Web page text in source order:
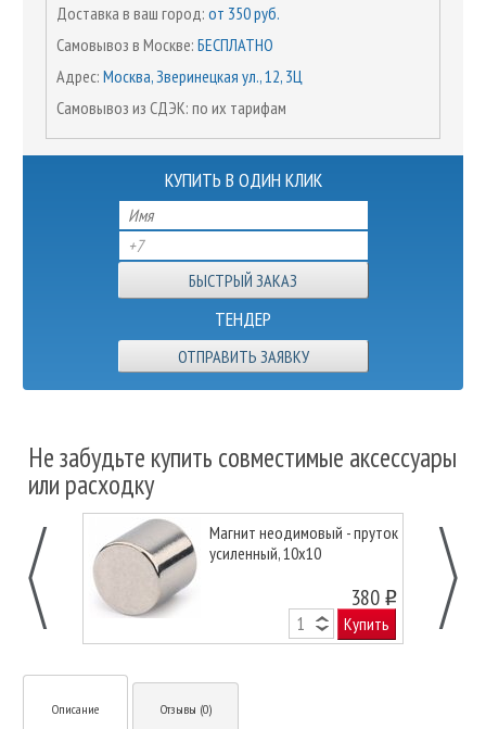
Доставка в ваш город: от 350 руб.
Самовывоз в Москве: БЕСПЛАТНО
Адрес: Москва, Зверинецкая ул., 12, 3Ц
Самовывоз из СДЭК: по их тарифам
КУПИТЬ В ОДИН КЛИК
ТЕНДЕР
ОТПРАВИТЬ ЗАЯВКУ
Не забудьте купить совместимые аксессуары
или расходку
Магнит неодимовый - пруток
усиленный, 10х10
380 o
Купить
Описание Отзывы (0)